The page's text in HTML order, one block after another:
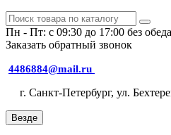
Пн - Пт: с 09:30 до 17:00 без обеда
Заказать обратный звонок
4486884@mail.ru
г. Санкт-Петербург, ул.
Везде